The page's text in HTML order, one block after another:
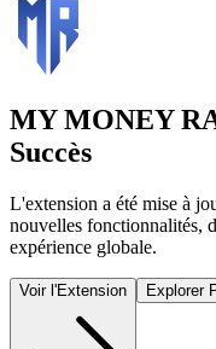
MY MONEY
Succès
L'extension a été mise à
nouvelles fonctionnalités,
expérience globale.
Voir l'Extension Explorer